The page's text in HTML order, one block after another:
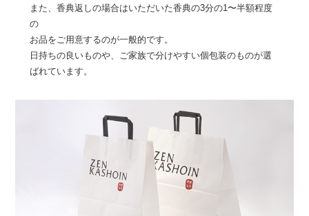
また、香典返しの場合はいただいた香典の3分の1〜半額程度
の
お品をご用意するのが一般的です。
日持ちの良いものや、ご家族で分けやすい個包装のものが選
ばれています。